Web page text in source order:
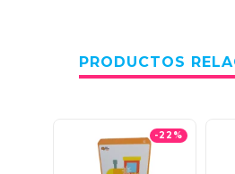
PRODUCTOS
-22%